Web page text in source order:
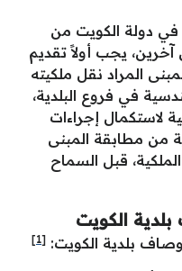
في دولة الكويت من
يجب أولاً تقديم
المراد نقل ملكيته
في فروع البلدية،
لاستكمال إجراءات
من مطابقة المبنى
قبل السماح
الكويت
بلدية الكويت: [1]